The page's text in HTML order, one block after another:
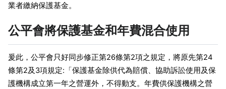
業者繳納保護基金。
公平會將保護基金和年費混合使用
爰此，公平會只好同步修正第26條第2項之規定，將原先第24
條第2及3項規定:「保護基金除供代為賠償、協助訴訟使用及保
護機構成立第一年之營運外，不得動支。年費供保護機構之營